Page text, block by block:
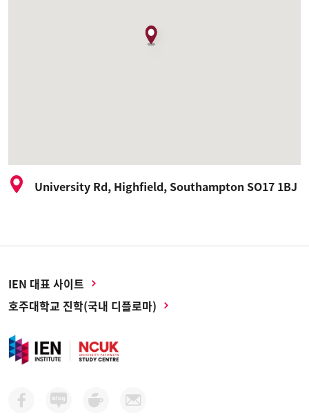
University Rd, Highfield, Southampton SO17 1BJ
IEN 대표 사이트
호주대학교 진학(국내 디플로마)